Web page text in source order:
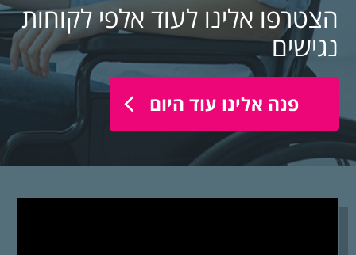
הצטרפו אלינו לעוד אלפי לקוחות
נגישים
פנה אלינו עוד היום